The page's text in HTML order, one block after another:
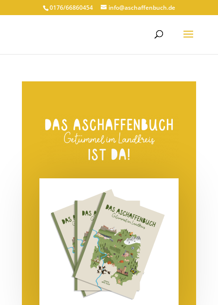
0176/66860454 info@aschaffenbuch.de